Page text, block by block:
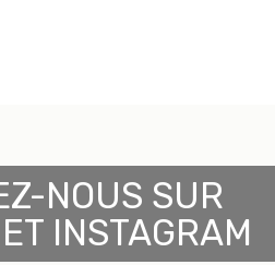
NOUS SUR
INSTAGRAM